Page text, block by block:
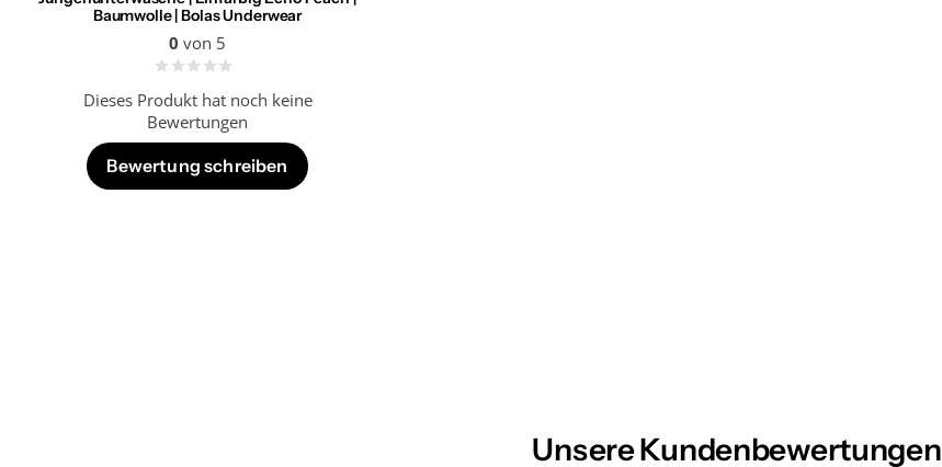
Baumwolle | Bolas Underwear
0 von 5
Dieses Produkt hat noch keine
Bewertungen
Bewertung schreiben
Unsere Kundenbewertungen